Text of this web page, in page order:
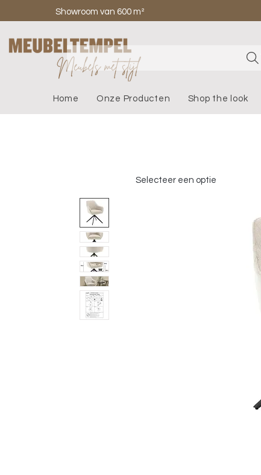
Showroom van 600 m²
Home Onze Producten Shop the look
Selecteer een optie